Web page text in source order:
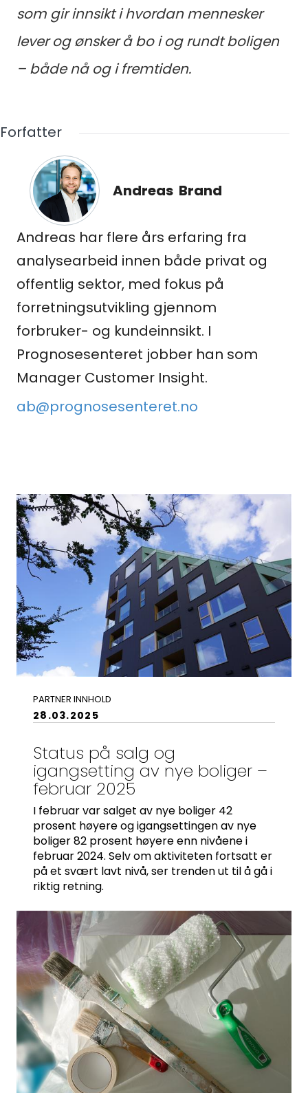
Medlemskap
Kurs og konferanser
Kompetanse
Om Norsk takst
Bli medlem
Logg inn
Kontakt oss
Kontaktinformasjon:
adm@norsktakst.no
22 08 76 00
Klingenberggt. 7A, 0161 Oslo
Pb. 1516 Vika, 0117 OSLO
Organisasjonsnummer:
956 955 211
som gir innsikt i hvordan mennesker
lever og ønsker å bo i og rundt boligen
– både nå og i fremtiden.
Forfatter
Andreas Brand
Andreas har flere års erfaring fra
analysearbeid innen både privat og
offentlig sektor, med fokus på
forretningsutvikling gjennom
forbruker- og kundeinnsikt. I
Prognosesenteret jobber han som
Manager Customer Insight.
ab@prognosesenteret.no
PARTNER INNHOLD
28.03.2025
Status på salg og
igangsetting av nye boliger –
februar 2025
I februar var salget av nye boliger 42
prosent høyere og igangsettingen av nye
boliger 82 prosent høyere enn nivåene i
februar 2024. Selv om aktiviteten fortsatt er
på et svært lavt nivå, ser trenden ut til å gå i
riktig retning.